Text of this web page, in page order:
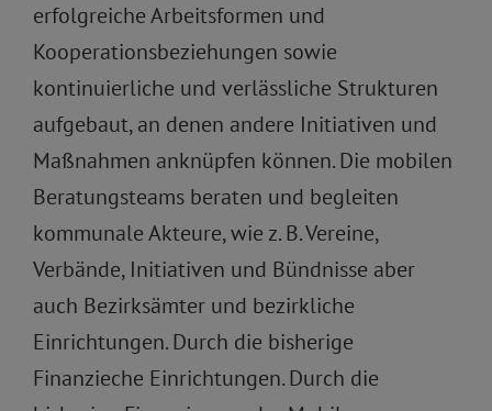
erfolgreiche Arbeitsformen und
Kooperationsbeziehungen sowie
kontinuierliche und verlässliche Strukturen
aufgebaut, an denen andere Initiativen und
Maßnahmen anknüpfen können. Die mobilen
Beratungsteams beraten und begleiten
kommunale Akteure, wie z. B. Vereine,
Verbände, Initiativen und Bündnisse aber
auch Bezirksämter und bezirkliche
Einrichtungen. Durch die bisherige
Finanzieche Einrichtungen. Durch die